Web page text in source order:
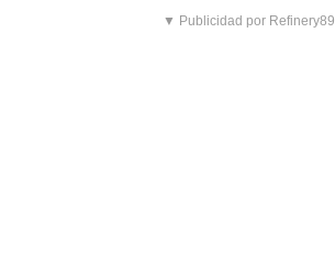
▼ Publicidad por Refinery89